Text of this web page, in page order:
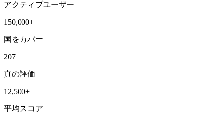
アクティブユーザー
150,000+
国をカバー
207
真の評価
12,500+
平均スコア